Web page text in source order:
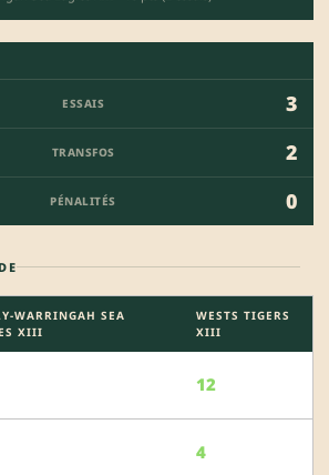
ESSAIS
3
TRANSFOS
2
PÉNALITÉS 0
WARRINGAH SEA
XIII
WESTS TIGERS
XIII
12
4